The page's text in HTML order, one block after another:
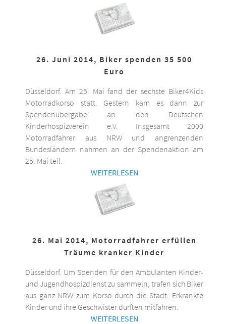
26. Juni 2014, Biker spenden 35 500
Euro
Düsseldorf. Am 25. Mai fand der sechste Biker4Kids
Motorradkorso statt. Gestern kam es dann zur
Spendenübergabe an den Deutschen
Kinderhospizverein e.V. Insgesamt 2000
Motorradfahrer aus NRW und angrenzenden
Bundesländern nahmen an der Spendenaktion am
25. Mai teil.
WEITERLESEN
26. Mai 2014, Motorradfahrer erfüllen
Träume kranker Kinder
Düsseldorf. Um Spenden für den Ambulanten Kinder-
und Jugendhospizdienst zu sammeln, trafen sich Biker
aus ganz NRW zum Korso durch die Stadt. Erkrankte
Kinder und ihre Geschwister durften mitfahren.
WEITERLESEN